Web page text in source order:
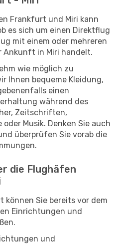
Frankfurt und Miri kann
es sich um einen Direktflug
mit einem oder mehreren
Ankunft in Miri handelt.
wie möglich zu
Ihnen bequeme Kleidung,
einen
während des
Zeitschriften,
Musik. Denken Sie auch
überprüfen Sie vorab die
die Flughäfen
Sie bereits vor dem
Einrichtungen und
und